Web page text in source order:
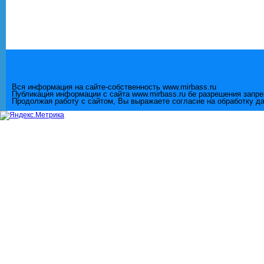
Вся информация на сайте-собственность www.mirbass.ru
Публикация информации с сайта www.mirbass.ru бе разрешения
Продолжая работу с сайтом, Вы выражаете согласие на обработку